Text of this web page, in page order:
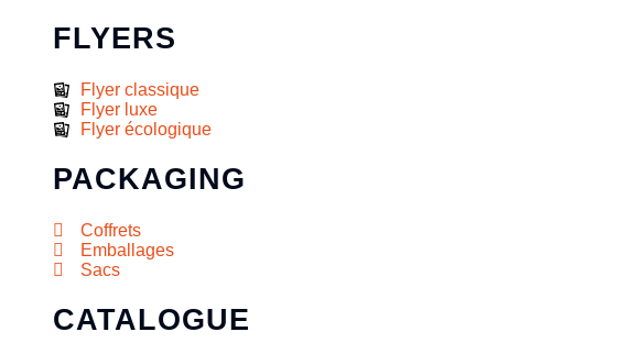
FLYERS
Flyer classique
Flyer luxe
Flyer écologique
PACKAGING
Coffrets
Emballages
Sacs
CATALOGUE